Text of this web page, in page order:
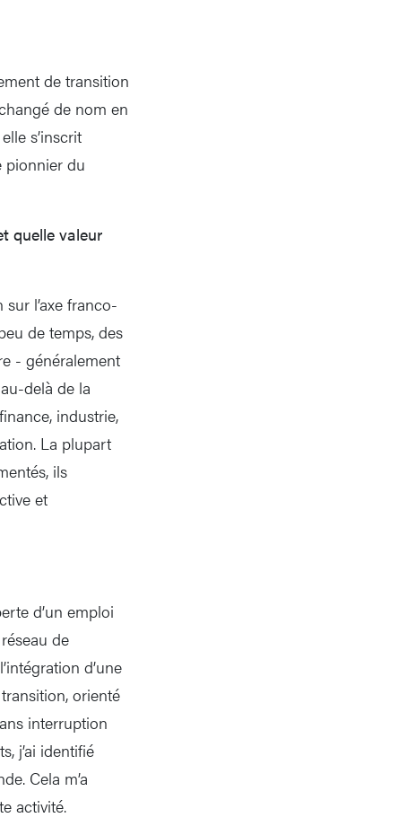
de transition
de nom en
s’inscrit
pionnier du
quelle valeur
l’axe franco-
de temps, des
- généralement
delà de la
industrie,
La plupart
ils
et
d’un emploi
de
d’une
orienté
interruption
j’ai identifié
Cela m’a
activité.